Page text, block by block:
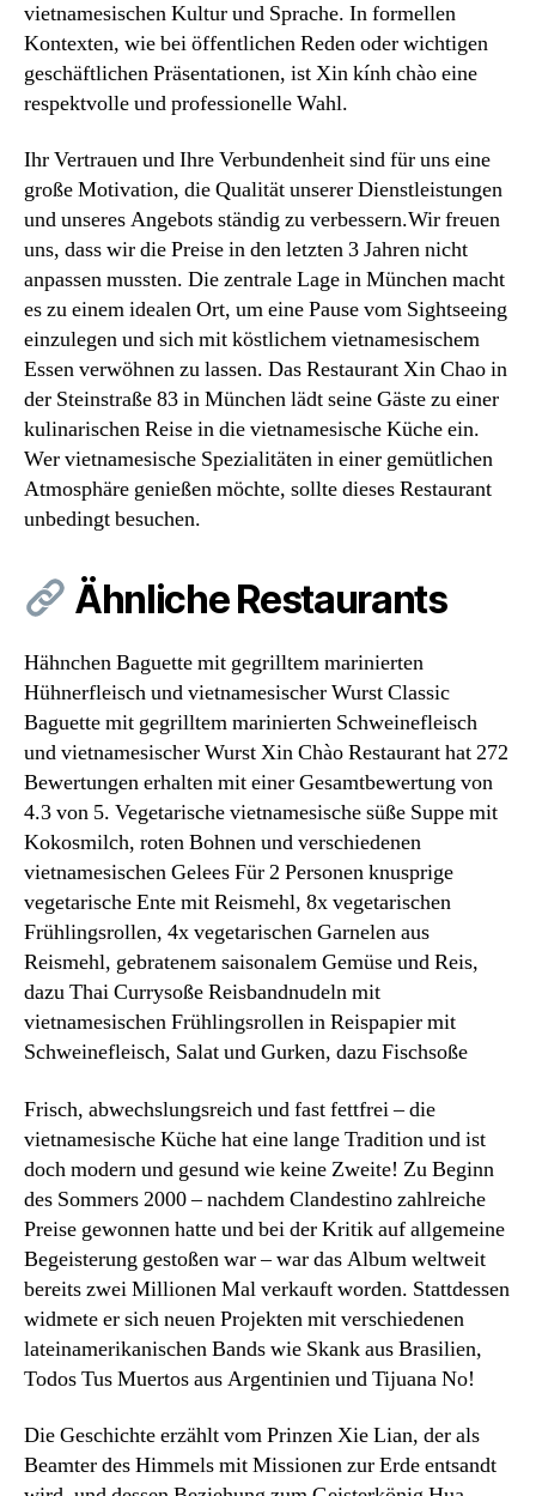
vietnamesischen Kultur und Sprache. In formellen
Kontexten, wie bei öffentlichen Reden oder wichtigen
geschäftlichen Präsentationen, ist Xin kính chào eine
respektvolle und professionelle Wahl.
Ihr Vertrauen und Ihre Verbundenheit sind für uns eine
große Motivation, die Qualität unserer Dienstleistungen
und unseres Angebots ständig zu verbessern.Wir freuen
uns, dass wir die Preise in den letzten 3 Jahren nicht
anpassen mussten. Die zentrale Lage in München macht
es zu einem idealen Ort, um eine Pause vom Sightseeing
einzulegen und sich mit köstlichem vietnamesischem
Essen verwöhnen zu lassen. Das Restaurant Xin Chao in
der Steinstraße 83 in München lädt seine Gäste zu einer
kulinarischen Reise in die vietnamesische Küche ein.
Wer vietnamesische Spezialitäten in einer gemütlichen
Atmosphäre genießen möchte, sollte dieses Restaurant
unbedingt besuchen.
Ähnliche Restaurants
Hähnchen Baguette mit gegrilltem marinierten
Hühnerfleisch und vietnamesischer Wurst Classic
Baguette mit gegrilltem marinierten Schweinefleisch
und vietnamesischer Wurst Xin Chào Restaurant hat 272
Bewertungen erhalten mit einer Gesamtbewertung von
4.3 von 5. Vegetarische vietnamesische süße Suppe mit
Kokosmilch, roten Bohnen und verschiedenen
vietnamesischen Gelees Für 2 Personen knusprige
vegetarische Ente mit Reismehl, 8x vegetarischen
Frühlingsrollen, 4x vegetarischen Garnelen aus
Reismehl, gebratenem saisonalem Gemüse und Reis,
dazu Thai Currysoße Reisbandnudeln mit
vietnamesischen Frühlingsrollen in Reispapier mit
Schweinefleisch, Salat und Gurken, dazu Fischsoße
Frisch, abwechslungsreich und fast fettfrei – die
vietnamesische Küche hat eine lange Tradition und ist
doch modern und gesund wie keine Zweite! Zu Beginn
des Sommers 2000 – nachdem Clandestino zahlreiche
Preise gewonnen hatte und bei der Kritik auf allgemeine
Begeisterung gestoßen war – war das Album weltweit
bereits zwei Millionen Mal verkauft worden. Stattdessen
widmete er sich neuen Projekten mit verschiedenen
lateinamerikanischen Bands wie Skank aus Brasilien,
Todos Tus Muertos aus Argentinien und Tijuana No!
Die Geschichte erzählt vom Prinzen Xie Lian, der als
Beamter des Himmels mit Missionen zur Erde entsandt